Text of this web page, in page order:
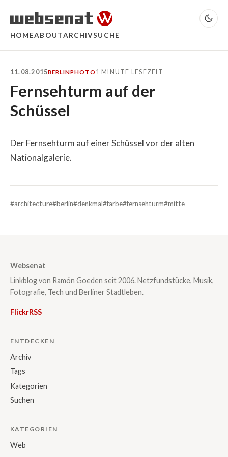
HOMEABOUTARCHIVSUCHE
11.08.2015BERLINPHOTO 1 MINUTE LESEZEIT
Fernsehturm auf der
Schüssel
Der Fernsehturm auf einer Schüssel vor der alten
Nationalgalerie.
#architecture#berlin#denkmal#farbe#fernsehturm#mitte
Websenat
Linkblog von Ramón Goeden seit 2006. Netzfundstücke, Musik,
Fotografie, Tech und Berliner Stadtleben.
FlickrRSS
ENTDECKEN
Archiv
Tags
Kategorien
Suchen
KATEGORIEN
Web